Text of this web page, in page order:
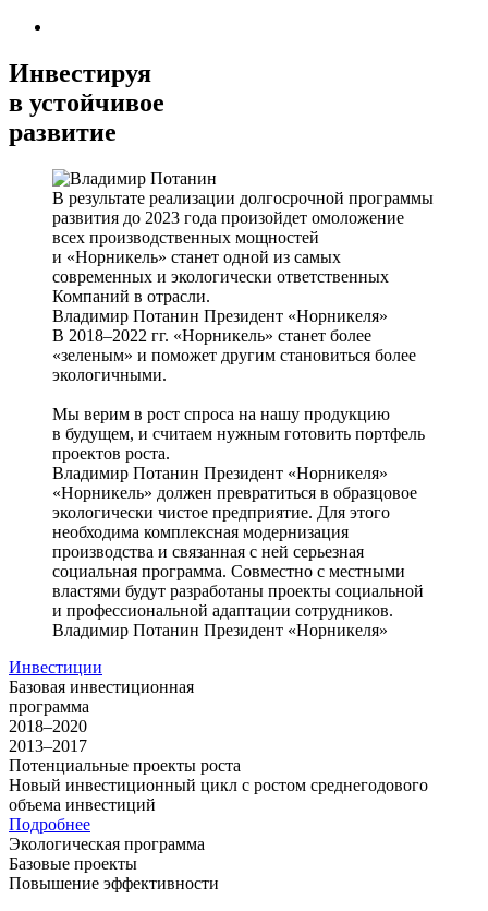
Инвестируя
в устойчивое
развитие
В результате реализации долгосрочной программы
развития до 2023 года произойдет омоложение
всех производственных мощностей
и «Норникель» станет одной из самых
современных и экологически ответственных
Компаний в отрасли.
Владимир Потанин Президент «Норникеля»
В 2018–2022 гг. «Норникель» станет более
«зеленым» и поможет другим становиться более
экологичными.
Мы верим в рост спроса на нашу продукцию
в будущем, и считаем нужным готовить портфель
проектов роста.
Владимир Потанин Президент «Норникеля»
«Норникель» должен превратиться в образцовое
экологически чистое предприятие. Для этого
необходима комплексная модернизация
производства и связанная с ней серьезная
социальная программа. Совместно с местными
властями будут разработаны проекты социальной
и профессиональной адаптации сотрудников.
Владимир Потанин Президент «Норникеля»
Инвестиции
Базовая инвестиционная
программа
2018–2020
2013–2017
Потенциальные проекты роста
Новый инвестиционный цикл с ростом среднегодового
объема инвестиций
Подробнее
Экологическая программа
Базовые проекты
Повышение эффективности